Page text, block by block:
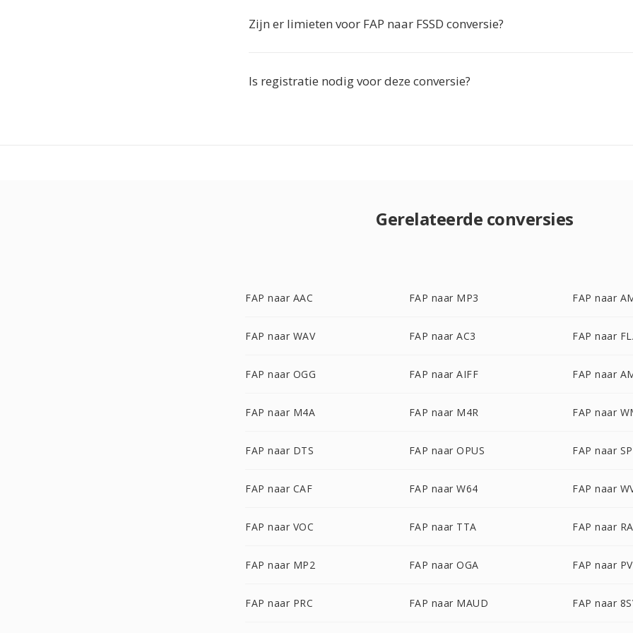
Zijn er limieten voor FAP naar FSSD conversie?
Is registratie nodig voor deze conversie?
Gerelateerde conversies
FAP naar AAC FAP naar MP3 FAP naar
FAP naar WAV FAP naar AC3 FAP naar
FAP naar OGG FAP naar AIFF FAP naar
FAP naar M4A FAP naar M4R FAP naar
FAP naar DTS FAP naar OPUS FAP naar
FAP naar CAF FAP naar W64 FAP naar
FAP naar VOC FAP naar TTA FAP naar RA
FAP naar MP2 FAP naar OGA FAP naar
FAP naar PRC FAP naar MAUD FAP naar